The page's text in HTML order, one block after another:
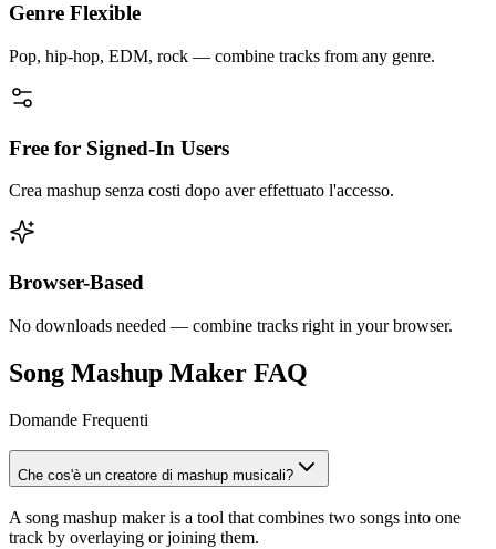
Genre Flexible
Pop, hip-hop, EDM, rock — combine tracks from any genre.
Free for Signed-In Users
Crea mashup senza costi dopo aver effettuato l'accesso.
Browser-Based
No downloads needed — combine tracks right in your browser.
Song Mashup Maker FAQ
Domande Frequenti
Che cos'è un creatore di mashup musicali?
A song mashup maker is a tool that combines two songs into one
track by overlaying or joining them.